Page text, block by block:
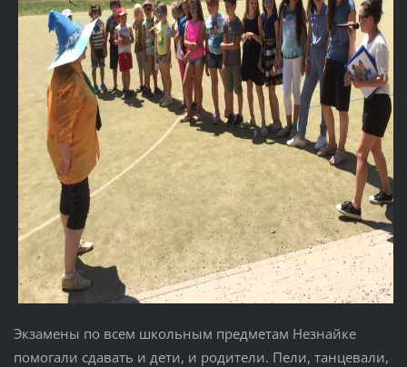
Экзамены по всем школьным предметам Незнайке
помогали сдавать и дети, и родители. Пели, танцевали,